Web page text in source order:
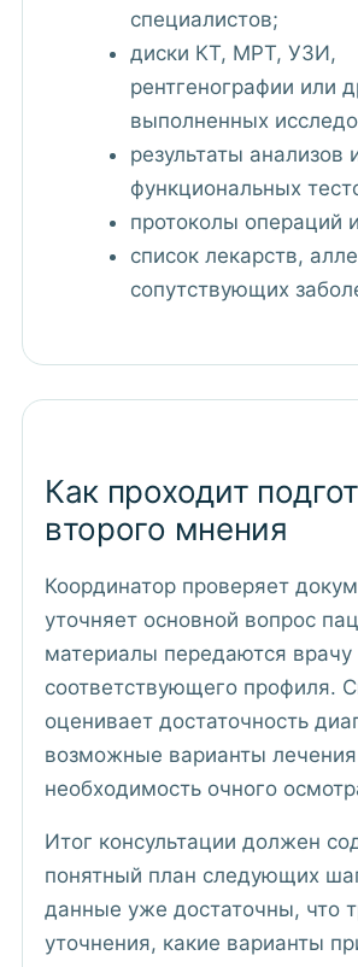
специалистов;
диски КТ, МРТ, УЗИ,
рентгенографии или
выполненных
результаты анализов
функциональных
протоколы операций
список лекарств,
сопутствующих
Как проходит
второго мнения
Координатор проверяет
уточняет основной вопрос
материалы передаются врачу
соответствующего профиля.
оценивает достаточность
возможные варианты
необходимость очного
Итог консультации должен
понятный план следующих
данные уже достаточны, что
уточнения, какие варианты